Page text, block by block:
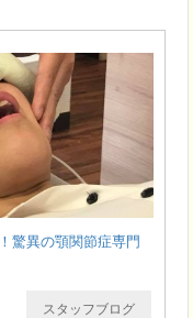
驚異の顎関節症専門
スタッフブログ